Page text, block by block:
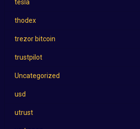
tesla
thodex
trezor bitcoin
trustpilot
Uncategorized
usd
utrust